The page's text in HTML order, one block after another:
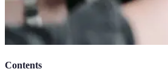
Contents